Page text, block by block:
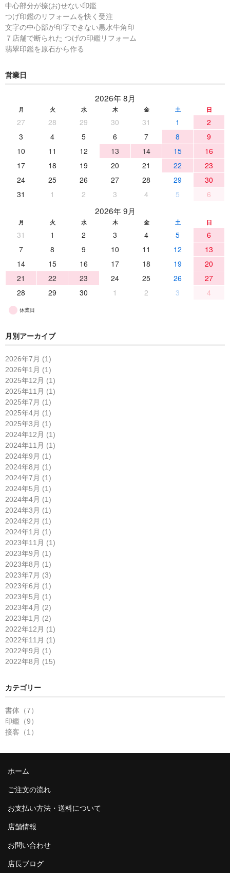
中心部分が捺(お)せない印鑑
つげ印鑑のリフォームを快く受注
文字の中心部が印字できない黒水牛角印
７店舗で断られた つげの印鑑リフォーム
翡翠印鑑を原石から作る
営業日
2026年 8月
月 火 水 木 金 土 日
27 28 29 30 31 1
2
3
4 5 6 7 8
9
10
11 12 13 14 15
16
17
18 19 20 21 22
23
24
25 26 27 28 29
30
31
1 2 3 4 5 6
2026年 9月
月 火 水 木 金 土 日
31 1 2 3 4 5
6
7
8 9 10 11 12
13
14
15 16 17 18 19
20
21
22 23 24 25 26
27
28
29 30 1 2 3 4
休業日
月別アーカイブ
2026年7月 (1)
2026年1月 (1)
2025年12月 (1)
2025年11月 (1)
2025年7月 (1)
2025年4月 (1)
2025年3月 (1)
2024年12月 (1)
2024年11月 (1)
2024年9月 (1)
2024年8月 (1)
2024年7月 (1)
2024年5月 (1)
2024年4月 (1)
2024年3月 (1)
2024年2月 (1)
2024年1月 (1)
2023年11月 (1)
2023年9月 (1)
2023年8月 (1)
2023年7月 (3)
2023年6月 (1)
2023年5月 (1)
2023年4月 (2)
2023年1月 (2)
2022年12月 (1)
2022年11月 (1)
2022年9月 (1)
2022年8月 (15)
カテゴリー
書体（7）
印鑑（9）
接客（1）
ホーム
ご注文の流れ
お支払い方法・送料について
店舗情報
お問い合わせ
店長ブログ